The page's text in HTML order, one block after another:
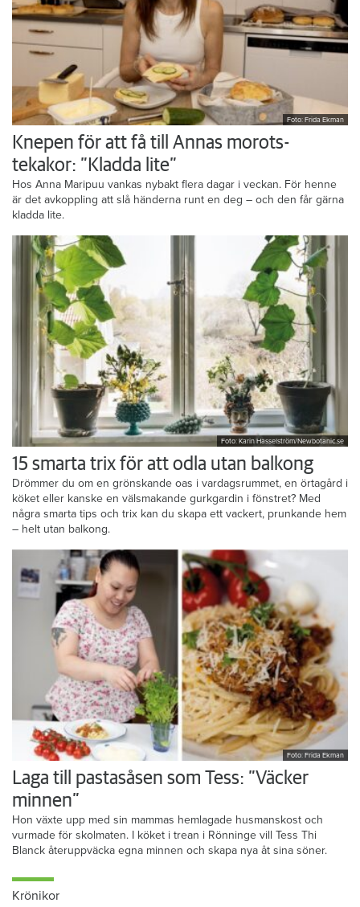
Foto: Frida Ekman
Knepen för att få till Annas morots-
tekakor: ”Kladda lite”
Hos Anna Maripuu vankas nybakt flera dagar i veckan. För henne
är det avkoppling att slå händerna runt en deg – och den får gärna
kladda lite.
Foto: Karin Hasselström/Newbotanic.se
15 smarta trix för att odla utan balkong
Drömmer du om en grönskande oas i vardagsrummet, en örtagård i
köket eller kanske en välsmakande gurkgardin i fönstret? Med
några smarta tips och trix kan du skapa ett vackert, prunkande hem
– helt utan balkong.
Foto: Frida Ekman
Laga till pastasåsen som Tess: ”Väcker
minnen”
Hon växte upp med sin mammas hemlagade husmanskost och
vurmade för skolmaten. I köket i trean i Rönninge vill Tess Thi
Blanck återuppväcka egna minnen och skapa nya åt sina söner.
Krönikor